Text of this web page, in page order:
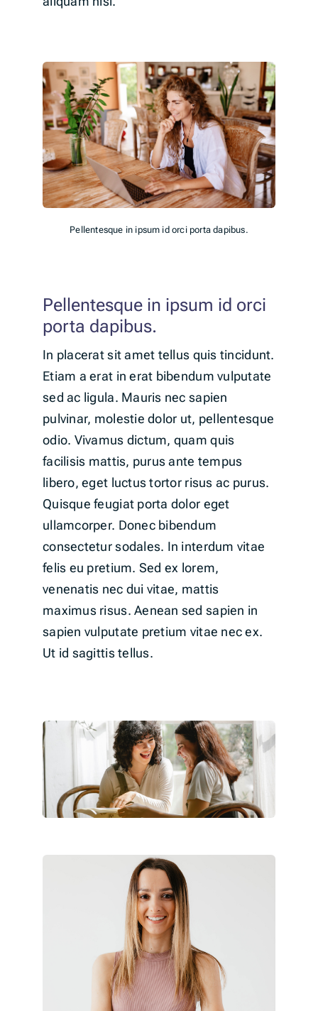
Pellentesque in ipsum id orci porta dapibus.
Pellentesque in ipsum id orci
porta dapibus.
In placerat sit amet tellus quis tincidunt.
Etiam a erat in erat bibendum vulputate
sed ac ligula. Mauris nec sapien
pulvinar, molestie dolor ut, pellentesque
odio. Vivamus dictum, quam quis
facilisis mattis, purus ante tempus
libero, eget luctus tortor risus ac purus.
Quisque feugiat porta dolor eget
ullamcorper. Donec bibendum
consectetur sodales. In interdum vitae
felis eu pretium. Sed ex lorem,
venenatis nec dui vitae, mattis
maximus risus. Aenean sed sapien in
sapien vulputate pretium vitae nec ex.
Ut id sagittis tellus.